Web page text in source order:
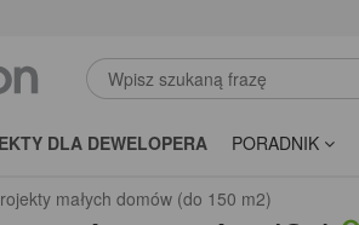
DLA DEWELOPERA PORADNIK
małych domów (do 150 m2)